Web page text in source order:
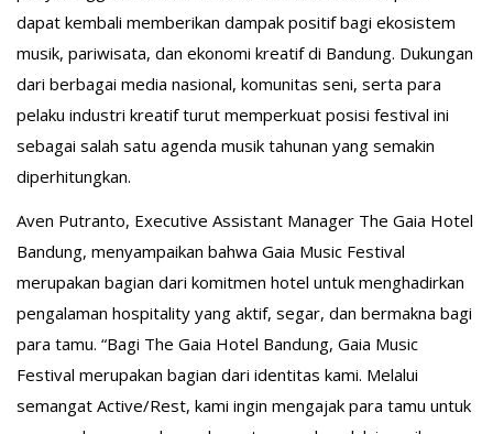
dapat kembali memberikan dampak positif bagi ekosistem
musik, pariwisata, dan ekonomi kreatif di Bandung. Dukungan
dari berbagai media nasional, komunitas seni, serta para
pelaku industri kreatif turut memperkuat posisi festival ini
sebagai salah satu agenda musik tahunan yang semakin
diperhitungkan.
Aven Putranto, Executive Assistant Manager The Gaia Hotel
Bandung, menyampaikan bahwa Gaia Music Festival
merupakan bagian dari komitmen hotel untuk menghadirkan
pengalaman hospitality yang aktif, segar, dan bermakna bagi
para tamu. “Bagi The Gaia Hotel Bandung, Gaia Music
Festival merupakan bagian dari identitas kami. Melalui
semangat Active/Rest, kami ingin mengajak para tamu untuk